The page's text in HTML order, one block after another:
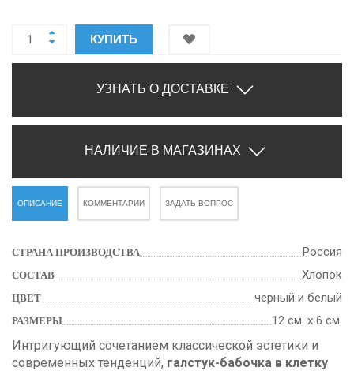
КУПИТЬ
УЗНАТЬ О ДОСТАВКЕ
НАЛИЧИЕ В МАГАЗИНАХ
ОПИСАНИЕ КОММЕНТАРИИ ЗАДАТЬ ВОПРОС
СТРАНА ПРОИЗВОДСТВА Россия
СОСТАВ Хлопок
ЦВЕТ черный и белый
РАЗМЕРЫ 12 см. х 6 см.
Интригующий сочетанием классической эстетики и
современных тенденций, галстук-бабочка в клетку